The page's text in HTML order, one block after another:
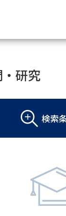
大学・
大学パン
総合型選
大学・
専門学校
研究
検索